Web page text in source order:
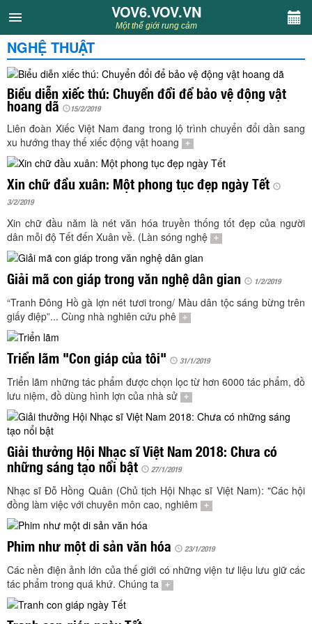
VOV6.VOV.VN
CHUYÊN MỤC
Khách VOV6
Văn học
Nghệ thuật
Sân khấu
Thiếu nhi
Kết nối VOV6
TÌM KIẾM
VOV6.VOV.VN
Một thế giới rung cảm
NGHỆ THUẬT
Biểu diễn xiếc thú: Chuyển đổi để bảo vệ động vật
hoang dã 15/2/2019
Liên đoàn Xiếc Việt Nam đang trong lộ trình chuyển đổi dần sang
xu hướng thay thế xiếc động vật hoang
+
Xin chữ đầu xuân: Một phong tục đẹp ngày Tết
3/2/2019
Xin chữ đầu năm là nét văn hóa truyền thống tốt đẹp của người
dân mỗi độ Tết đến Xuân về. (Làn sóng nghệ
+
Giải mã con giáp trong văn nghệ dân gian 1/2/2019
“Tranh Đông Hồ gà lợn nét tươi trong/ Màu dân tộc sáng bừng trên
giấy điệp”... Cùng nhà nghiên cứu phê
+
Triển lãm "Con giáp của tôi" 31/1/2019
Triển lãm những tác phẩm được chọn lọc từ hơn 6000 tác phẩm, đồ
lưu niệm, đồ dùng hình lợn của nhà sử
+
Giải thưởng Hội Nhạc sĩ Việt Nam 2018: Chưa có
những sáng tạo nổi bật 27/1/2019
Nhạc sĩ Đỗ Hồng Quân (Chủ tịch Hội Nhạc sĩ Việt Nam): "Các hội
đồng làm việc với chuyên môn cao, nghiêm
+
Phim như một di sản văn hóa 23/1/2019
Các nền điện ảnh lớn của thế giới có những viện tư liệu lưu giữ các
tác phẩm trong quá khứ. Chúng ta
+